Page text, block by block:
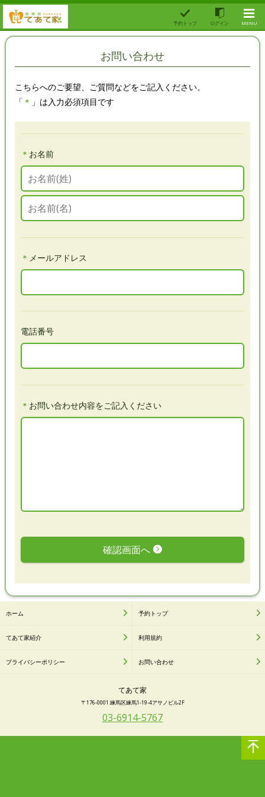
予約トップ ログイン MENU
お問い合わせ
こちらへのご要望、ご質問などをご記入ください。
「 ＊ 」は入力必須項目です
＊ お名前
＊ メールアドレス
電話番号
＊ お問い合わせ内容をご記入ください
確認画面へ
ホーム 予約トップ
てあて家紹介 利用規約
プライバシーポリシー お問い合わせ
てあて家
〒176-0001 練馬区練馬1-19-4アサノビル2F
03-6914-5767